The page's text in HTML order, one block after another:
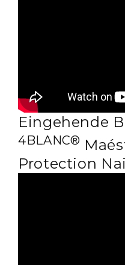
Eingehende
4BLANC®
Protection